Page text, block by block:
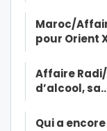
Maroc/
pour Orient
Affaire
d’alcool,
Qui a